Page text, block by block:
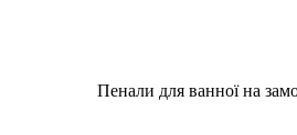
Пенали для ванної на